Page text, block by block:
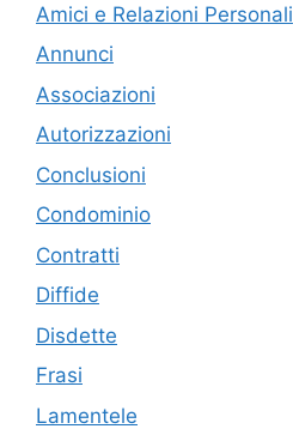
Amici e Relazioni Personali
Annunci
Associazioni
Autorizzazioni
Conclusioni
Condominio
Contratti
Diffide
Disdette
Frasi
Lamentele